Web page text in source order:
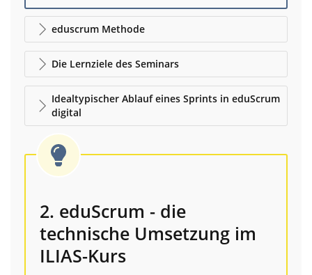
eduscrum Methode
Die Lernziele des Seminars
Idealtypischer Ablauf eines Sprints in eduScrum
digital
2. eduScrum - die
technische Umsetzung im
ILIAS-Kurs